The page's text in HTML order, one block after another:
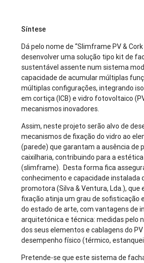
Síntese
Dá pelo nome de “Slimframe PV & Cork
desenvolver uma solução tipo kit de
sustentável assente num sistema
capacidade de acumular múltiplas
múltiplas configurações, integrando
em cortiça (ICB) e vidro fotovoltaico
mecanismos inovadores.
Assim, neste projeto serão alvo de
mecanismos de fixação do vidro ao
(parede) que garantam a ausência de
caixilharia, contribuindo para a
(slimframe). Desta forma fica
conhecimento e capacidade instalada
promotora (Silva & Ventura, Lda.), que
fixação atinja um grau de sofisticação
do estado de arte, com vantagens de
arquitetónica e técnica: medidas pelo
dos seus elementos e cablagens do PV
desempenho físico (térmico,
Pretende-se que este sistema de